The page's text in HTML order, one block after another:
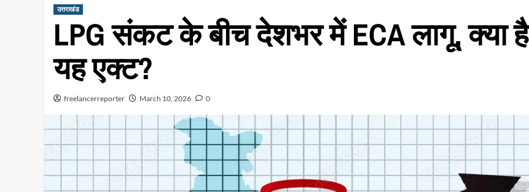
उत्तराखंड
LPG संकट के बीच देशभर में ECA लागू, क्या है
यह एक्ट?
freelancerreporter March 10, 2026 0